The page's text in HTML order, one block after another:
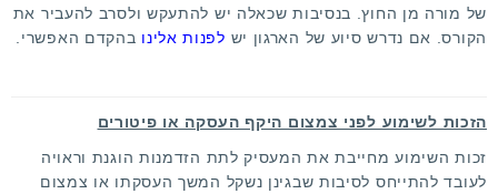
של מורה מן החוץ. בנסיבות שכאלה יש להתעקש ולסרב להעביר את
הקורס. אם נדרש סיוע של הארגון יש לפנות אלינו בהקדם האפשרי.
הזכות לשימוע לפני צמצום היקף העסקה או פיטורים
זכות השימוע מחייבת את המעסיק לתת הזדמנות הוגנת וראויה
לעובד להתייחס לסיבות שבגינן נשקל המשך העסקתו או צמצום